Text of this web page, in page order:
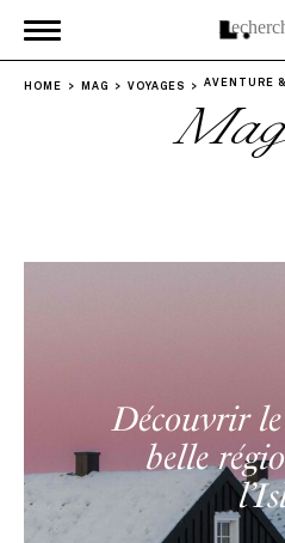
HOME MAG VOYAGES AVENTURE
Découvrir le
belle